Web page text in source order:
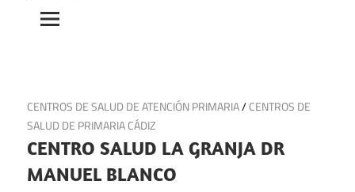
medicos
centros
de
urgencias
en
España
13 de junio de 2025
CENTROS DE SALUD DE ATENCIÓN PRIMARIA/CENTROS DE
SALUD DE PRIMARIA CÁDIZ
CENTRO SALUD LA GRANJA DR
MANUEL BLANCO